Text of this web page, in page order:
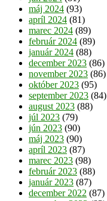
máj 2024 (93)
apríl 2024 (81)
marec 2024 (89)
február 2024 (89)
január 2024 (88)
december 2023 (86)
november 2023 (86)
október 2023 (95)
september 2023 (84)
august 2023 (88)
júl 2023 (79)
jún 2023 (90)
máj 2023 (90)
apríl 2023 (87)
marec 2023 (98)
február 2023 (88)
január 2023 (87)
december 2022 (87)